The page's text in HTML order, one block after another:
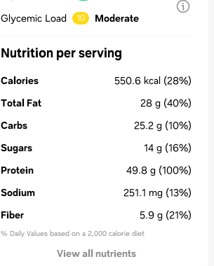
Glycemic Load
10 Moderate
Nutrition per serving
Calories 550.6 kcal (28%)
Total Fat
28 g (40%)
Carbs
25.2 g (10%)
Sugars
14 g (16%)
Protein
49.8 g (100%)
Sodium
251.1 mg (13%)
Fiber
5.9 g (21%)
% Daily Values based on a 2,000 calorie diet
View all nutrients